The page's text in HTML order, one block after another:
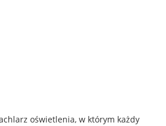
oświetlenia, w którym każdy